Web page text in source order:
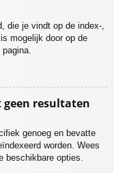
die je vindt op de index-,
mogelijk door op de
resultaten
genoeg en bevatte
worden. Wees
beschikbare opties.